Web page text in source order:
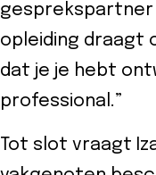
gesprekspartner
opleiding draagt
dat je je hebt
professional.”
Tot slot vraagt